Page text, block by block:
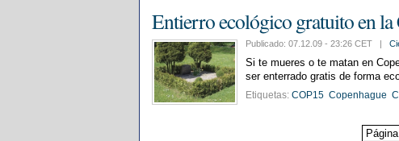
Entierro ecológico gratuito en la
Publicado: 07.12.09 - 23:26 CET |
Si te mueres o te matan en
ser enterrado gratis de forma
Etiquetas: COP15 Copenhague